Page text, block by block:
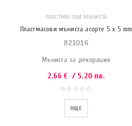
ПЛАСТМАСОВИ МЪНИСТА
Пластмасови мъниста асорте 5 x 5 mm
821016
Мъниста за декорация
2.66€ / 5.20 лв.
ОЩЕ